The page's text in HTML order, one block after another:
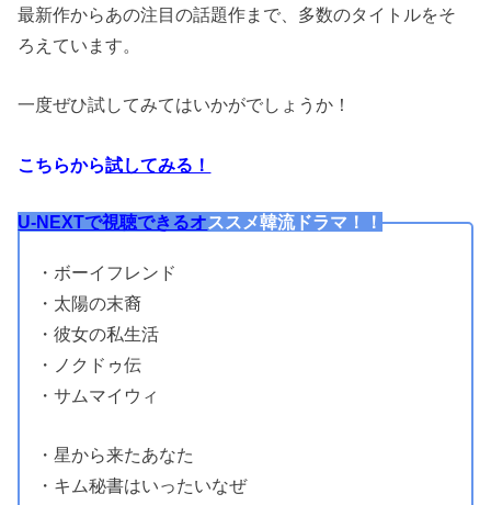
最新作からあの注目の話題作まで、多数のタイトルをそ
ろえています。
一度ぜひ試してみてはいかがでしょうか！
こちらから試してみる！
U-NEXTで視聴できるオススメ韓流ドラマ！！
・ボーイフレンド
・太陽の末裔
・彼女の私生活
・ノクドゥ伝
・サムマイウィ
・星から来たあなた
・キム秘書はいったいなぜ